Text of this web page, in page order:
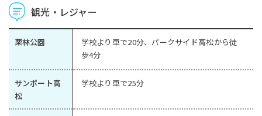
観光・レジャー
栗林公園
学校より車で20分、パークサイド高松から徒
歩4分
サンポート高
松
学校より車で25分